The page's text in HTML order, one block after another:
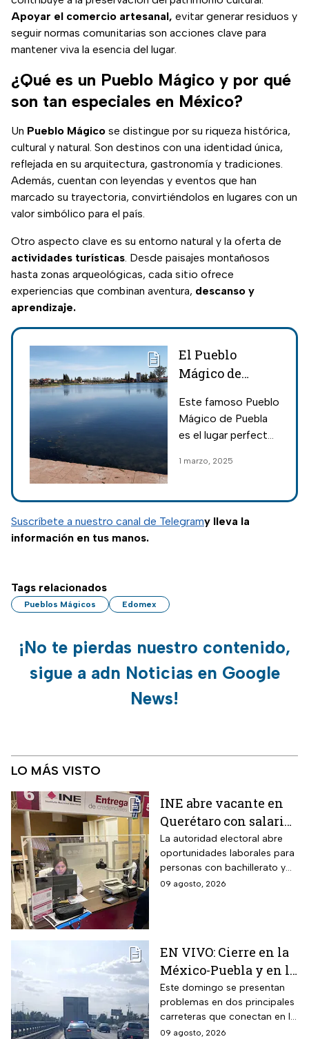
Apoyar el comercio artesanal, evitar generar residuos y
seguir normas comunitarias son acciones clave para
mantener viva la esencia del lugar.
¿Qué es un Pueblo Mágico y por qué
son tan especiales en México?
Un Pueblo Mágico se distingue por su riqueza histórica,
cultural y natural. Son destinos con una identidad única,
reflejada en su arquitectura, gastronomía y tradiciones.
Además, cuentan con leyendas y eventos que han
marcado su trayectoria, convirtiéndolos en lugares con un
valor simbólico para el país.
Otro aspecto clave es su entorno natural y la oferta de
actividades turísticas. Desde paisajes montañosos
hasta zonas arqueológicas, cada sitio ofrece
experiencias que combinan aventura, descanso y
aprendizaje.
El Pueblo
Mágico de
parece sacado
de un libro y
termales
Este famoso Pueblo
Mágico de Puebla
es el lugar perfecto
encontrar belleza
cultura en un solo
destino; conócelo.
1 marzo, 2025
Suscríbete a nuestro canal de Telegramy lleva la
información en tus manos.
Tags relacionados
Pueblos Mágicos Edomex
¡No te pierdas nuestro contenido,
sigue a adn Noticias en Google
News!
LO MÁS VISTO
INE abre vacante en
Querétaro con salario
de más de 10 mil pesos
y estos son los
requisitos
La autoridad electoral abre
oportunidades laborales para
personas con bachillerato y
un año de atención al público;
09 agosto, 2026
EN VIVO: Cierre en la
México-Puebla y en la
México-Cuernavaca
hoy domingo 9 de
agosto
Este domingo se presentan
problemas en dos principales
carreteras que conectan en la
Ciudad de México (CDMX); te
09 agosto, 2026